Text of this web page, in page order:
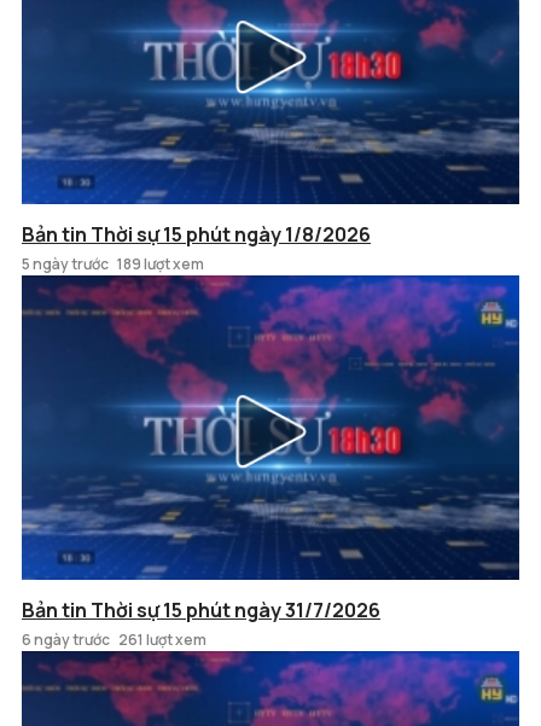
Bản tin Thời sự 15 phút ngày 1/8/2026
5 ngày trước 189 lượt xem
Bản tin Thời sự 15 phút ngày 31/7/2026
6 ngày trước 261 lượt xem